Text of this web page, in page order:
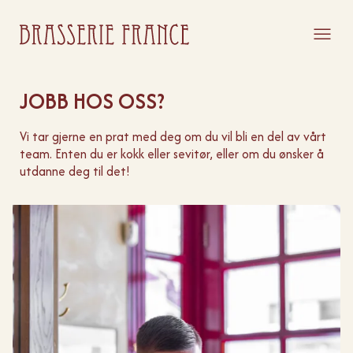
JOBB HOS OSS?
Vi tar gjerne en prat med deg om du vil bli en del av vårt
team. Enten du er kokk eller sevitør, eller om du ønsker å
utdanne deg til det!